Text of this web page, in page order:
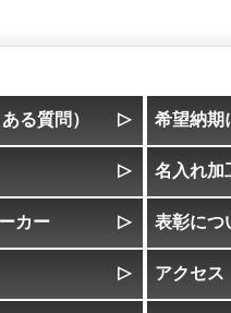
る質問） 希望納期
名入れ加
カー 表彰につ
アクセス